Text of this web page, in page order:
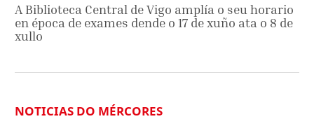
A Biblioteca Central de Vigo amplía o seu horario
en época de exames dende o 17 de xuño ata o 8 de
xullo
NOTICIAS DO MÉRCORES